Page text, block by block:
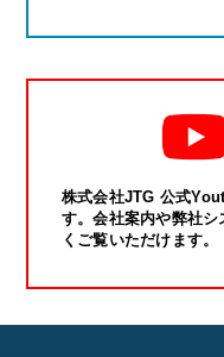
株式会社JTG 公式
す。会社案内や弊社
くご覧いただけます。